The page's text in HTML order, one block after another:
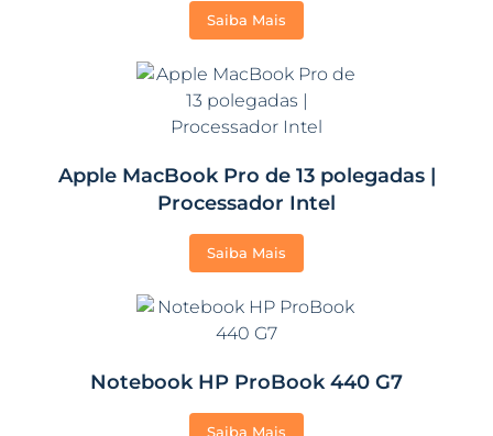
Saiba Mais
Apple MacBook Pro de 13 polegadas |
Processador Intel
Saiba Mais
Notebook HP ProBook 440 G7
Saiba Mais